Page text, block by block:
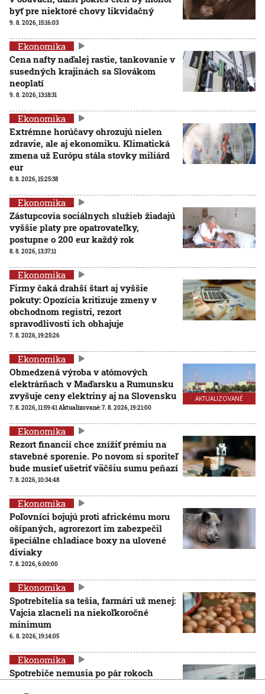
byť pre niektoré chovy likvidačný
9. 8. 2026, 15:16:03
Ekonomika
Cena nafty naďalej rastie, tankovanie v
susedných krajinách sa Slovákom
neoplatí
9. 8. 2026, 13:18:31
Ekonomika
Extrémne horúčavy ohrozujú nielen
zdravie, ale aj ekonomiku. Klimatická
zmena už Európu stála stovky miliárd
eur
8. 8. 2026, 15:25:38
Ekonomika
Zástupcovia sociálnych služieb žiadajú
vyššie platy pre opatrovateľky,
postupne o 200 eur každý rok
8. 8. 2026, 13:37:11
Ekonomika
Firmy čaká drahší štart aj vyššie
pokuty: Opozícia kritizuje zmeny v
obchodnom registri, rezort
spravodlivosti ich obhajuje
7. 8. 2026, 19:25:26
AKTUALIZOVANÉ
Ekonomika
Obmedzená výroba v atómových
elektrárňach v Maďarsku a Rumunsku
zvyšuje ceny elektriny aj na Slovensku
7. 8. 2026, 11:59:41Aktualizované:7. 8. 2026, 19:21:00
Ekonomika
Rezort financií chce znížiť prémiu na
stavebné sporenie. Po novom si sporiteľ
bude musieť ušetriť väčšiu sumu peňazí
7. 8. 2026, 10:34:48
Ekonomika
Poľovníci bojujú proti africkému moru
ošípaných, agrorezort im zabezpečil
špeciálne chladiace boxy na ulovené
diviaky
7. 8. 2026, 6:00:00
Ekonomika
Spotrebitelia sa tešia, farmári už menej:
Vajcia zlacneli na niekoľkoročné
minimum
6. 8. 2026, 19:14:05
Ekonomika
Spotrebiče nemusia po pár rokoch